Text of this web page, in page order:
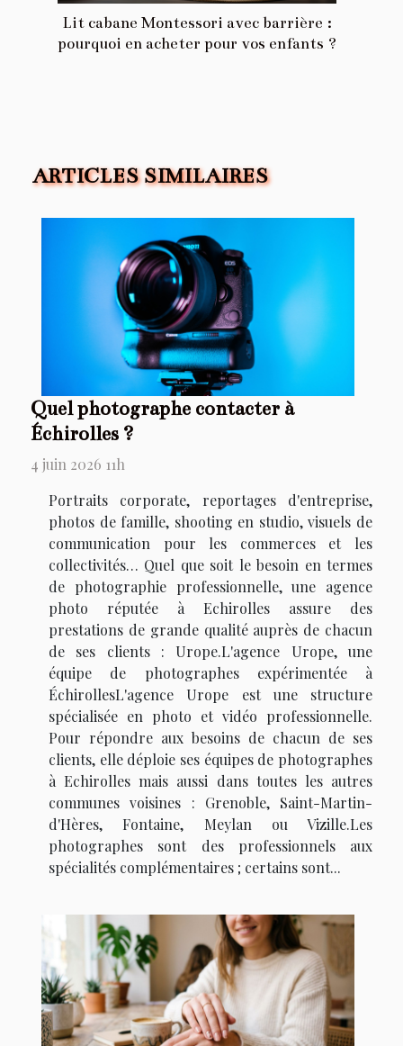
Lit cabane Montessori avec barrière :
pourquoi en acheter pour vos enfants ?
ARTICLES SIMILAIRES
Quel photographe contacter à
Échirolles ?
4 juin 2026 11h
Portraits corporate, reportages d'entreprise,
photos de famille, shooting en studio, visuels de
communication pour les commerces et les
collectivités… Quel que soit le besoin en termes
de photographie professionnelle, une agence
photo réputée à Echirolles assure des
prestations de grande qualité auprès de chacun
de ses clients : Urope.L'agence Urope, une
équipe de photographes expérimentée à
ÉchirollesL'agence Urope est une structure
spécialisée en photo et vidéo professionnelle.
Pour répondre aux besoins de chacun de ses
clients, elle déploie ses équipes de photographes
à Echirolles mais aussi dans toutes les autres
communes voisines : Grenoble, Saint-Martin-
d'Hères, Fontaine, Meylan ou Vizille.Les
photographes sont des professionnels aux
spécialités complémentaires ; certains sont...